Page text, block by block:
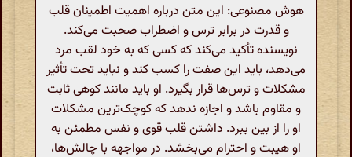
هوش مصنوعی: این متن درباره اهمیت اطمینان قلب
و قدرت در برابر ترس و اضطراب صحبت می‌کند.
نویسنده تأکید می‌کند که کسی که به خود لقب مرد
می‌دهد، باید این صفت را کسب کند و نباید تحت تأثیر
مشکلات و ترس‌ها قرار بگیرد. او باید مانند کوهی ثابت
و مقاوم باشد و اجازه ندهد که کوچک‌ترین مشکلات
او را از بین ببرد. داشتن قلب قوی و نفس مطمئن به
او هیبت و احترام می‌بخشد. در مواجهه با چالش‌ها،